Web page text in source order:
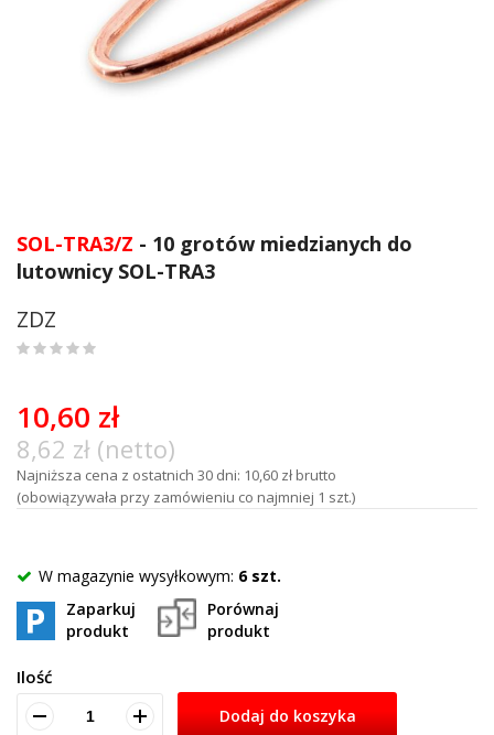
na
początek
galerii
SOL-TRA3/Z - 10 grotów miedzianych do
lutownicy SOL-TRA3
ZDZ
100
10,60 zł
8,62 zł (netto)
Najniższa cena z ostatnich 30 dni: 10,60 zł brutto
(obowiązywała przy zamówieniu co najmniej 1 szt.)
W magazynie wysyłkowym: 6 szt.
Zaparkuj
produkt
Porównaj
produkt
Ilość
Dodaj do koszyka